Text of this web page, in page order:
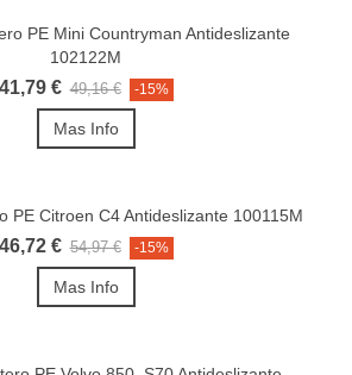
PE Mini Countryman Antideslizante
102122M
41,79 € 49,16 € -15%
Mas Info
PE Citroen C4 Antideslizante 100115M
46,72 € 54,97 € -15%
Mas Info